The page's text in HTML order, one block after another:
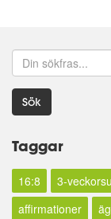
Sök
Taggar
16:8 3-
affirmationer